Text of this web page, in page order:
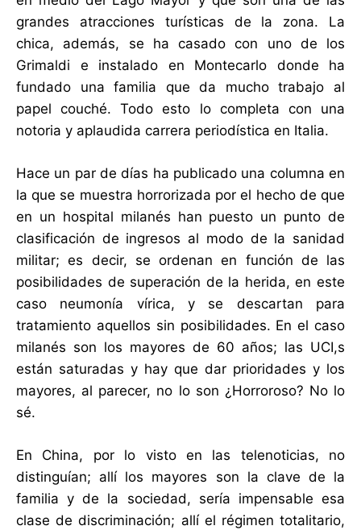
grandes atracciones turísticas de la zona. La
chica, además, se ha casado con uno de los
Grimaldi e instalado en Montecarlo donde ha
fundado una familia que da mucho trabajo al
papel couché. Todo esto lo completa con una
notoria y aplaudida carrera periodística en Italia.
Hace un par de días ha publicado una columna en
la que se muestra horrorizada por el hecho de que
en un hospital milanés han puesto un punto de
clasificación de ingresos al modo de la sanidad
militar; es decir, se ordenan en función de las
posibilidades de superación de la herida, en este
caso neumonía vírica, y se descartan para
tratamiento aquellos sin posibilidades. En el caso
milanés son los mayores de 60 años; las UCI,s
están saturadas y hay que dar prioridades y los
mayores, al parecer, no lo son ¿Horroroso? No lo
sé.
En China, por lo visto en las telenoticias, no
distinguían; allí los mayores son la clave de la
familia y de la sociedad, sería impensable esa
clase de discriminación; allí el régimen totalitario,